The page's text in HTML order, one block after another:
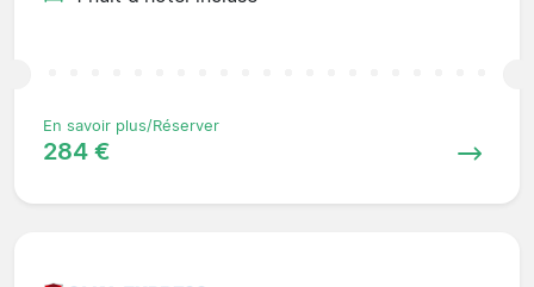
En savoir plus/Réserver
284 €